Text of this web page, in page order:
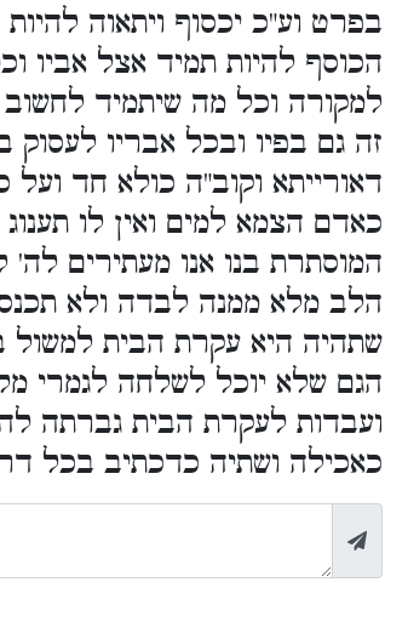
בפרט וע"כ יכסוף ויתאוה
הכוסף להיות תמיד אצל אביו
למקורה וכל מה שיתמיד
זה גם בפיו ובכל אבריו
דאורייתא וקוב"ה כולא חד ועל
כאדם הצמא למים ואין לו
המוסתרת בנו אנו מעתירים לה'
הלב מלא ממנה לבדה ולא
שתהיה היא עקרת הבית
הגם שלא יוכל לשלחה לגמרי
ועבדות לעקרת הבית גברתה
כאכילה ושתיה כדכתיב בכל